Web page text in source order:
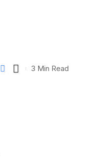
3 Min Read